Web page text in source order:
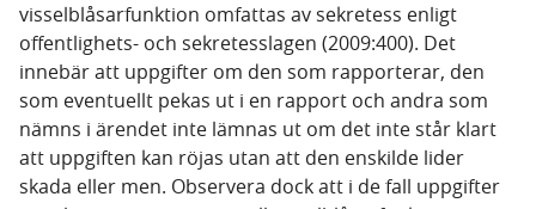
visselblåsarfunktion omfattas av sekretess enligt
offentlighets- och sekretesslagen (2009:400). Det
innebär att uppgifter om den som rapporterar, den
som eventuellt pekas ut i en rapport och andra som
nämns i ärendet inte lämnas ut om det inte står klart
att uppgiften kan röjas utan att den enskilde lider
skada eller men. Observera dock att i de fall uppgifter